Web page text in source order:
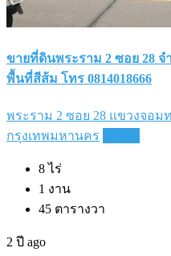
ขายที่ดินพระราม 2 ซอย 28 จ
พื้นที่สีส้ม โทร 0814018666
พระราม 2 ซอย 28 แขวงจอม
กรุงเทพมหานคร
8ไร่
1 งาน
45 ตารางวา
2 ปี ago